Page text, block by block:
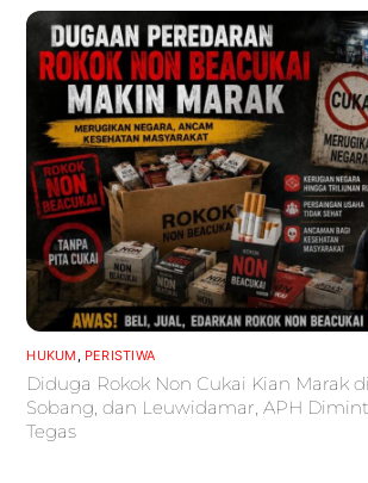
HUKUM PERISTIWA
Diduga Rokok Non Cukai Kian Marak
Sobang, dan Leuwidamar, APH
Tegas